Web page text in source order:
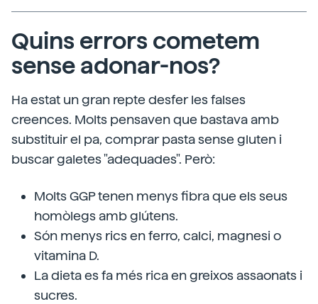
Quins errors cometem
sense adonar-nos?
Ha estat un gran repte desfer les falses
creences. Molts pensaven que bastava amb
substituir el pa, comprar pasta sense gluten i
buscar galetes "adequades". Però:
Molts GGP tenen menys fibra que els seus
homòlegs amb glútens.
Són menys rics en ferro, calci, magnesi o
vitamina D.
La dieta es fa més rica en greixos assaonats i
sucres.